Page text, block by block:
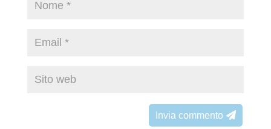
Invia commento